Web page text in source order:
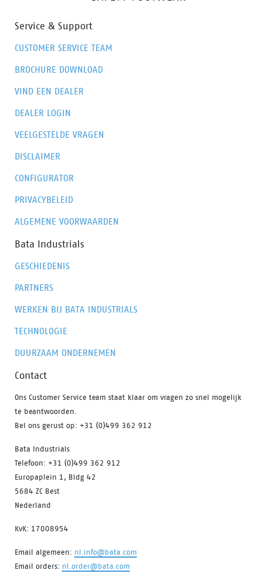
Service & Support
CUSTOMER SERVICE TEAM
BROCHURE DOWNLOAD
VIND EEN DEALER
DEALER LOGIN
VEELGESTELDE VRAGEN
DISCLAIMER
CONFIGURATOR
PRIVACYBELEID
ALGEMENE VOORWAARDEN
Bata Industrials
GESCHIEDENIS
PARTNERS
WERKEN BIJ BATA INDUSTRIALS
TECHNOLOGIE
DUURZAAM ONDERNEMEN
Contact
Ons Customer Service team staat klaar om vragen zo snel mogelijk
te beantwoorden.
Bel ons gerust op: +31 (0)499 362 912
Bata Industrials
Telefoon: +31 (0)499 362 912
Europaplein 1, Bldg 42
5684 ZC Best
Nederland
KvK: 17008954
Email algemeen: nl.info@bata.com
Email orders: nl.order@bata.com